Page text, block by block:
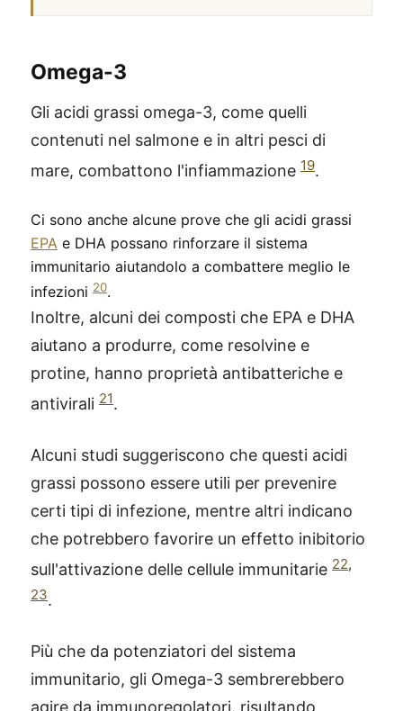
Omega-3
Gli acidi grassi omega-3, come quelli
contenuti nel salmone e in altri pesci di
mare, combattono l'infiammazione 19.
Ci sono anche alcune prove che gli acidi grassi
EPA e DHA possano rinforzare il sistema
immunitario aiutandolo a combattere meglio le
infezioni 20.
Inoltre, alcuni dei composti che EPA e DHA
aiutano a produrre, come resolvine e
protine, hanno proprietà antibatteriche e
antivirali 21.
Alcuni studi suggeriscono che questi acidi
grassi possono essere utili per prevenire
certi tipi di infezione, mentre altri indicano
che potrebbero favorire un effetto inibitorio
sull'attivazione delle cellule immunitarie 22,
23.
Più che da potenziatori del sistema
immunitario, gli Omega-3 sembrerebbero